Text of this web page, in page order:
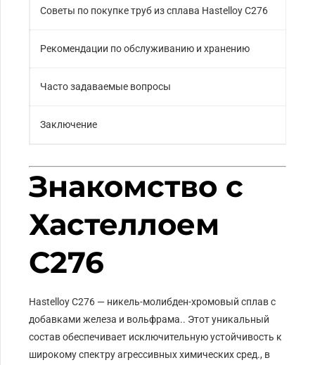
Советы по покупке труб из сплава Hastelloy C276
Рекомендации по обслуживанию и хранению
Часто задаваемые вопросы
Заключение
Знакомство с
Хастеллоем
C276
Hastelloy C276 — никель-молибден-хромовый сплав с
добавками железа и вольфрама.. Этот уникальный
состав обеспечивает исключительную устойчивость к
широкому спектру агрессивных химических сред., в